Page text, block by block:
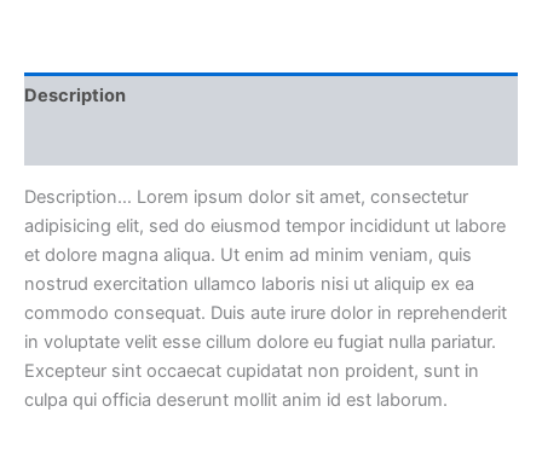
Description
Description… Lorem ipsum dolor sit amet, consectetur
adipisicing elit, sed do eiusmod tempor incididunt ut labore
et dolore magna aliqua. Ut enim ad minim veniam, quis
nostrud exercitation ullamco laboris nisi ut aliquip ex ea
commodo consequat. Duis aute irure dolor in reprehenderit
in voluptate velit esse cillum dolore eu fugiat nulla pariatur.
Excepteur sint occaecat cupidatat non proident, sunt in
culpa qui officia deserunt mollit anim id est laborum.